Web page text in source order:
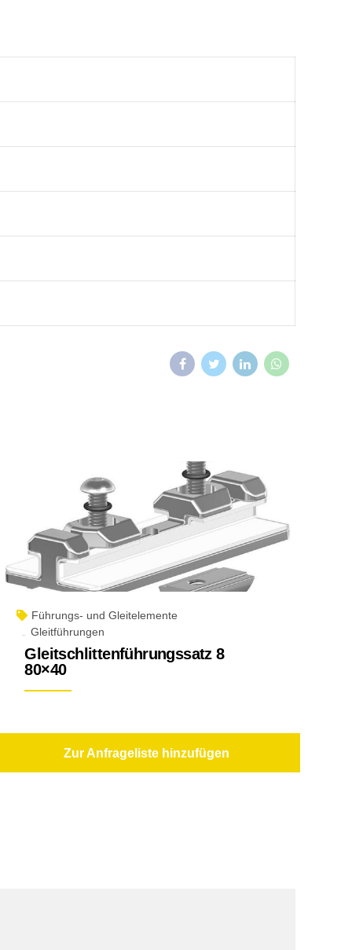
Führungs- und Gleitelemente
Gleitführungen
Gleitschlittenführungssatz 8
80×40
Zur Anfrageliste hinzufügen